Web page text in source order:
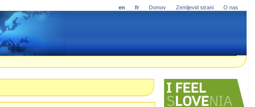
en fr Domov Zemljevid strani O nas